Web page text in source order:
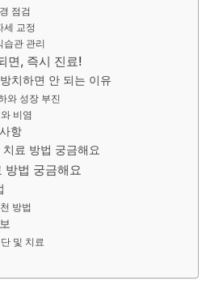
점검
세 교정
습관 관리
면, 즉시 진료!
치하면 안 되는 이유
와 성장 부진
비염
항
료 방법 궁금해요
방법 궁금해요
방법
및 치료